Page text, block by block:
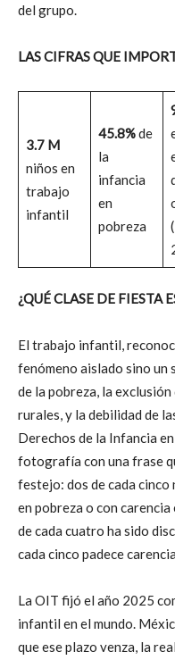
del grupo.
LAS CIFRAS QUE
3.7 M
niños en
trabajo
infantil
45.8%de
la
infancia
en
pobreza
¿QUÉ CLASE DE FIESTA
El trabajo infantil,
fenómeno aislado sino un
de la pobreza, la
rurales, y la debilidad de
Derechos de la Infancia
fotografía con una frase
festejo: dos de cada cinco
en pobreza o con carencia
de cada cuatro ha sido
cada cinco padece
La OIT fijó el año 2025
infantil en el mundo.
que ese plazo venza, la